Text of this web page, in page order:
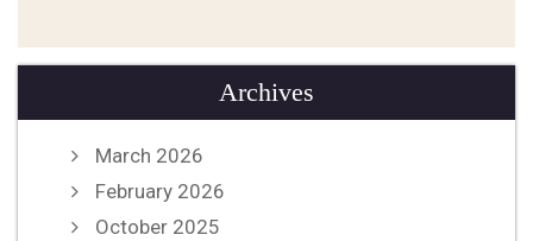
Archives
March 2026
February 2026
October 2025